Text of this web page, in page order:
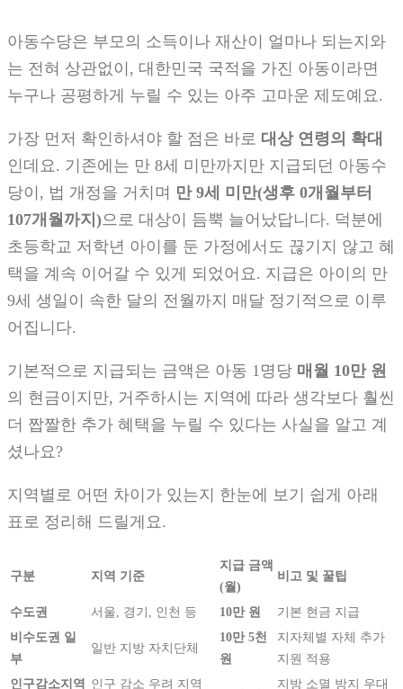
아동수당은 부모의 소득이나 재산이 얼마나 되는지와
는 전혀 상관없이, 대한민국 국적을 가진 아동이라면
누구나 공평하게 누릴 수 있는 아주 고마운 제도예요.
가장 먼저 확인하셔야 할 점은 바로 대상 연령의 확대
인데요. 기존에는 만 8세 미만까지만 지급되던 아동수
당이, 법 개정을 거치며 만 9세 미만(생후 0개월부터
107개월까지)으로 대상이 듬뿍 늘어났답니다. 덕분에
초등학교 저학년 아이를 둔 가정에서도 끊기지 않고 혜
택을 계속 이어갈 수 있게 되었어요. 지급은 아이의 만
9세 생일이 속한 달의 전월까지 매달 정기적으로 이루
어집니다.
기본적으로 지급되는 금액은 아동 1명당 매월 10만 원
의 현금이지만, 거주하시는 지역에 따라 생각보다 훨씬
더 짭짤한 추가 혜택을 누릴 수 있다는 사실을 알고 계
셨나요?
지역별로 어떤 차이가 있는지 한눈에 보기 쉽게 아래
표로 정리해 드릴게요.
구분 지역 기준
지급 금액
(월)
비고 및 꿀팁
수도권 서울, 경기, 인천 등 10만 원
기본 현금 지급
비수도권 일
부
일반 지방 자치단체
10만 5천
원
지자체별 자체 추가
지원 적용
인구감소지역
인구 감소 우려 지역
지방 소멸 방지 우대